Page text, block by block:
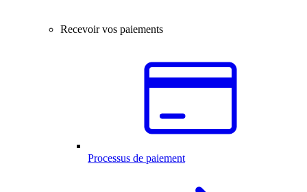
Recevoir vos paiements
Processus de paiement